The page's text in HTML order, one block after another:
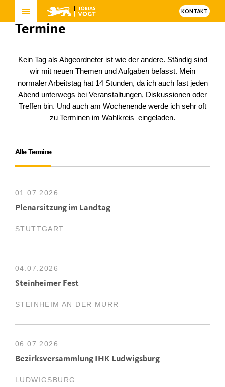
KONTAKT
Termine
Kein Tag als Abgeordneter ist wie der andere. Ständig sind
wir mit neuen Themen und Aufgaben befasst. Mein
normaler Arbeitstag hat 14 Stunden, da ich auch fast jeden
Abend unterwegs bei Veranstaltungen, Diskussionen oder
Treffen bin. Und auch am Wochenende werde ich sehr oft
zu Terminen im Wahlkreis eingeladen.
Alle Termine
01.07.2026
Plenarsitzung im Landtag
STUTTGART
04.07.2026
Steinheimer Fest
STEINHEIM AN DER MURR
06.07.2026
Bezirksversammlung IHK Ludwigsburg
LUDWIGSBURG